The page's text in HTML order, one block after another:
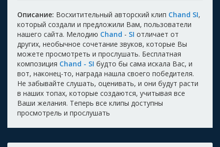
Описание: Восхитительный авторский клип Chand SI,
который создали и предложили Вам, пользователи
нашего сайта. Мелодию Chand - SI отличает от
других, необычное сочетание звуков, которые Вы
можете просмотреть и прослушать. Бесплатная
композиция Chand - SI будто бы сама искала Вас, и
вот, наконец-то, награда нашла своего победителя.
Не забывайте слушать, оценивать, и они будут расти
в наших топах, которые создаются, учитывая все
Ваши желания. Теперь все клипы доступны
просмотрель и прослушать